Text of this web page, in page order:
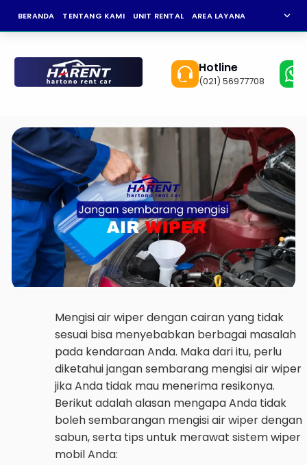
BERANDA TENTANG KAMI UNIT RENTAL AREA LAYANAN expand_more
Hotline
(021) 56977708
Mengisi air wiper dengan cairan yang tidak
sesuai bisa menyebabkan berbagai masalah
pada kendaraan Anda. Maka dari itu, perlu
diketahui jangan sembarang mengisi air wiper
jika Anda tidak mau menerima resikonya.
Berikut adalah alasan mengapa Anda tidak
boleh sembarangan mengisi air wiper dengan
sabun, serta tips untuk merawat sistem wiper
mobil Anda: